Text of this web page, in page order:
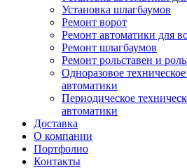
Установка шлагбаумов
Ремонт ворот
Ремонт автоматики для
Ремонт шлагбаумов
Ремонт рольставен и
Одноразовое
автоматики
Периодическое
автоматики
Доставка
О компании
Портфолио
Контакты